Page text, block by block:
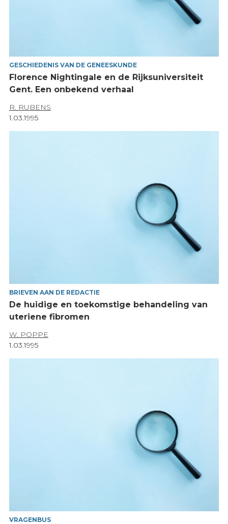
GESCHIEDENIS VAN DE GENEESKUNDE
Florence Nightingale en de Rijksuniversiteit
Gent. Een onbekend verhaal
R. RUBENS
1.03.1995
BRIEVEN AAN DE REDACTIE
De huidige en toekomstige behandeling van
uteriene fibromen
W. POPPE
1.03.1995
VRAGENBUS